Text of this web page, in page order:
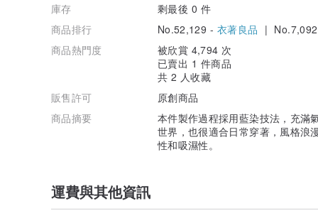
庫存
剩最後 0 件
商品排行
No.52,129 - 衣著良品 |
商品熱門度
被欣賞 4,794 次
已賣出 1 件商品
共 2 人收藏
販售許可
原創商品
商品摘要
本件製作過程採用藍染技法，充滿
世界，也很適合日常穿著，風格浪
性和吸濕性。
運費與其他資訊